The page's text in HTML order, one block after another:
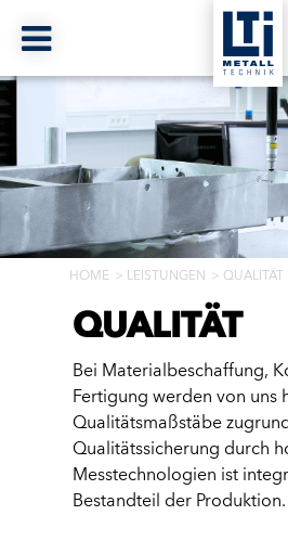
HOME LEISTUNGEN QUALITÄT
QUALITÄT
Bei Materialbeschaffung,
Fertigung werden von uns
Qualitätsmaßstäbe
Qualitätssicherung durch
Messtechnologien ist
Bestandteil der Produktion.